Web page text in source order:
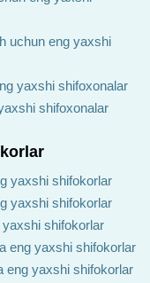
uchun eng yaxshi
yaxshi shifoxonalar
shifoxonalar
yaxshi shifokorlar
yaxshi shifokorlar
yaxshi shifokorlar
eng yaxshi shifokorlar
eng yaxshi shifokorlar